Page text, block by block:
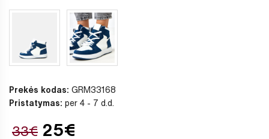
Prekės kodas: GRM33168
Pristatymas: per 4 - 7 d.d.
33€ 25€